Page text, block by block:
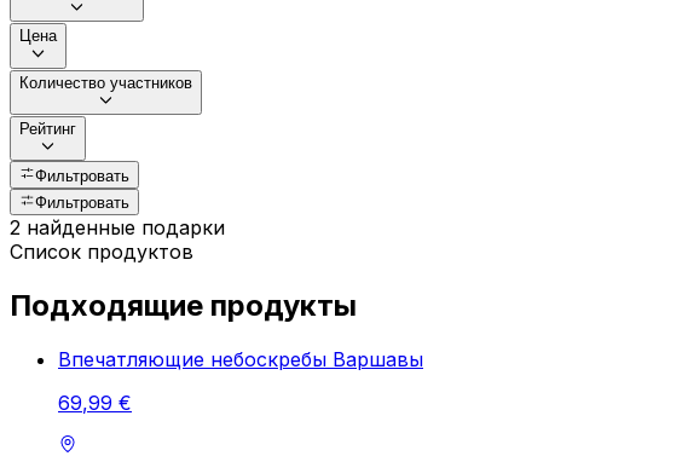
Цена
Количество участников
Рейтинг
Фильтровать
Фильтровать
2 найденные подарки
Список продуктов
Подходящие продукты
Впечатляющие небоскребы Варшавы
69,99 €